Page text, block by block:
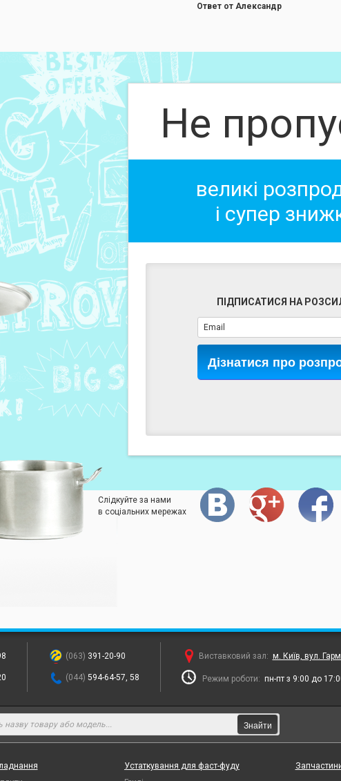
Ответ от Александр
Слідкуйте за нами
в соціальних мережах
Не
великі
і супер
ПІДПИСАТИСЯ НА
Дізнатися про
(063) 391-20-90
(044) 594-64-57, 58
Виставковий зал: м. Київ, вул.
Режим роботи: пн-пт з 9:00 до
Знайти
Устаткування для фаст-фуду